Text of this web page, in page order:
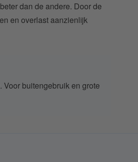
dan de andere. Door de
en overlast aanzienlijk
buitengebruik en grote